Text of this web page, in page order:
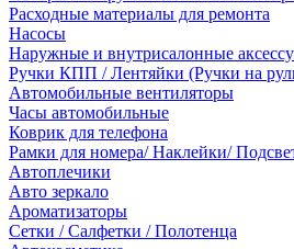
Расходные материалы для ремонта
Насосы
Наружные и внутрисалонные
Ручки КПП / Лентяйки (Ручки на
Автомобильные вентиляторы
Часы автомобильные
Коврик для телефона
Рамки для номера/ Наклейки/
Автоплечики
Авто зеркало
Ароматизаторы
Сетки / Салфетки / Полотенца